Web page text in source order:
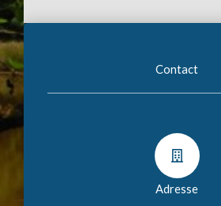
Contact
Adresse